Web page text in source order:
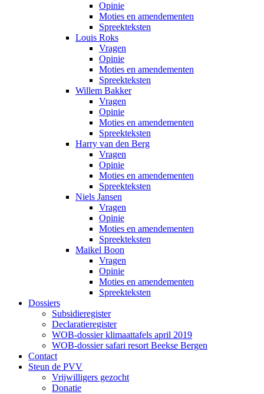
Opinie
Moties en amendementen
Spreekteksten
Louis Roks
Vragen
Opinie
Moties en amendementen
Spreekteksten
Willem Bakker
Vragen
Opinie
Moties en amendementen
Spreekteksten
Harry van den Berg
Vragen
Opinie
Moties en amendementen
Spreekteksten
Niels Jansen
Vragen
Opinie
Moties en amendementen
Spreekteksten
Maikel Boon
Vragen
Opinie
Moties en amendementen
Spreekteksten
Dossiers
Subsidieregister
Declaratieregister
WOB-dossier klimaattafels april 2019
WOB-dossier safari resort Beekse Bergen
Contact
Steun de PVV
Vrijwilligers gezocht
Donatie